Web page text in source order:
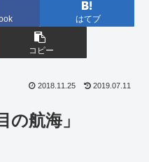
はてブ
コピー
2018.11.25 2019.07.11
の航海」